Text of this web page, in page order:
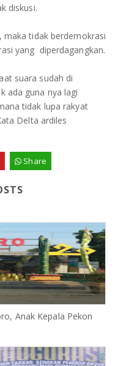
diskusi.
tidak berdemokrasi
yang diperdagangkan.
suara sudah di
ada guna nya lagi
tidak lupa rakyat
Delta ardiles
Share
Anak Kepala Pekon